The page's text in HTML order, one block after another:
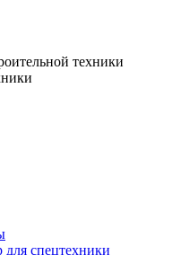
техники
для спецтехники